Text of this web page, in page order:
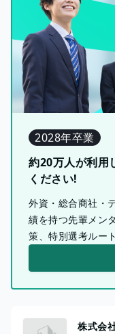
2028年卒業
約20万人が利用
ください!
外資・総合商社・
績を持つ先輩メン
策、特別選考ルー
株式会